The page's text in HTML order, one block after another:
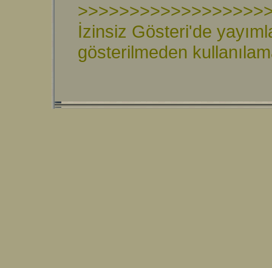
İzinsiz Gösteri'de
gösterilmeden